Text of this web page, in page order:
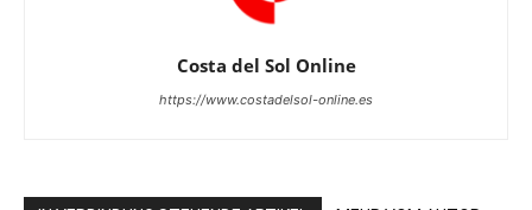
Costa del Sol Online
https://www.costadelsol-online.es